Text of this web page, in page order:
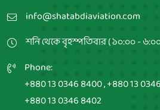
info@shatabdiaviation.com
শনি থেকে বৃহস্পতিবার ( ১০:০০ -
Phone:
+880 13 0346 8400,+880 13
+880 13 0346 8402